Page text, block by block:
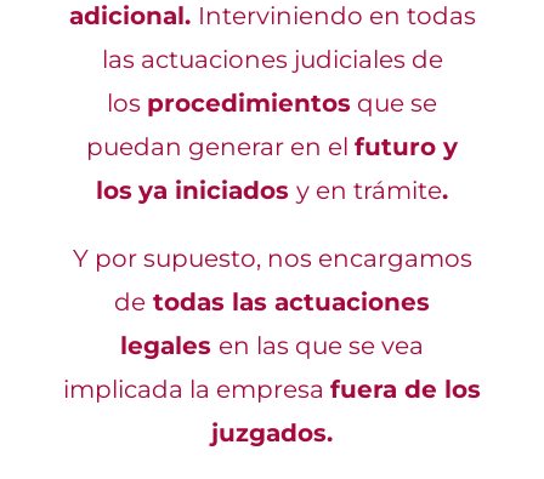
adicional. Interviniendo en todas
las actuaciones judiciales de
los procedimientos que se
puedan generar en el futuro y
los ya iniciados y en trámite.
Y por supuesto, nos encargamos
de todas las actuaciones
legales en las que se vea
implicada la empresa fuera de los
juzgados.